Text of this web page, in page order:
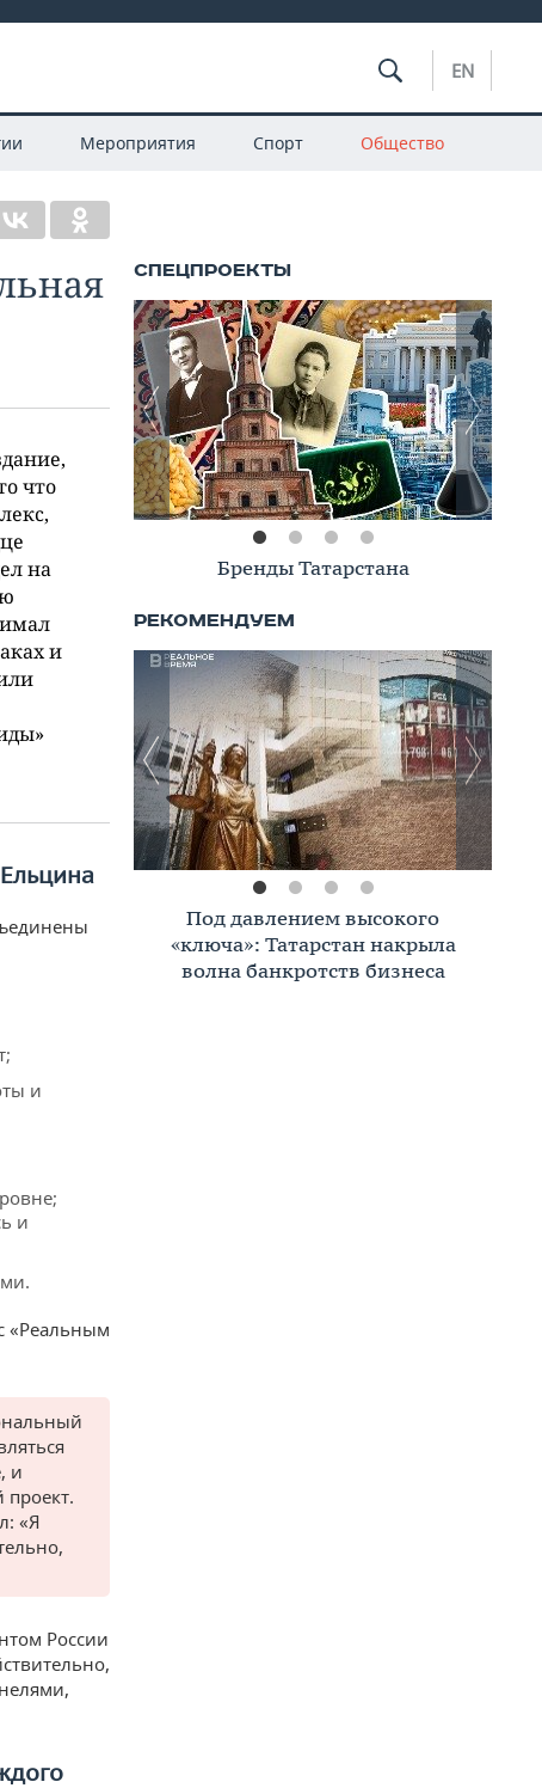
EN
Мероприятия Спорт Общество
что
на
и
и
и
«Реальным
и
«Я
России
Книжная полка
Премиальное жилье в Казани:
тренды, критерии, покупатели в
2026 году